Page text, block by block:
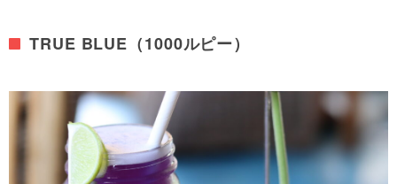
TRUE BLUE（1000ルピー）